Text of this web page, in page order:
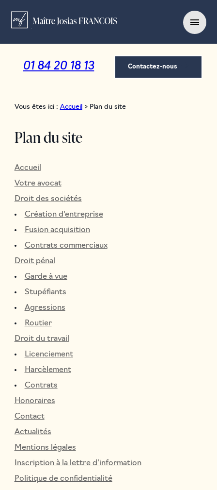
menu
01 84 20 18 13 Contactez-nous
Vous êtes ici : Accueil> Plan du site
Plan du site
Accueil
Votre avocat
Droit des sociétés
Création d'entreprise
Fusion acquisition
Contrats commerciaux
Droit pénal
Garde à vue
Stupéfiants
Agressions
Routier
Droit du travail
Licenciement
Harcèlement
Contrats
Honoraires
Contact
Actualités
Mentions légales
Inscription à la lettre d'information
Politique de confidentialité